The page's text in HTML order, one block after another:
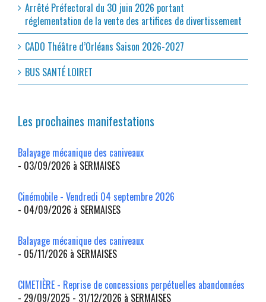
Arrêté Préfectoral du 30 juin 2026 portant
réglementation de la vente des artifices de divertissement
CADO Théâtre d’Orléans Saison 2026-2027
BUS SANTÉ LOIRET
Les prochaines manifestations
Balayage mécanique des caniveaux
- 03/09/2026 à SERMAISES
Cinémobile - Vendredi 04 septembre 2026
- 04/09/2026 à SERMAISES
Balayage mécanique des caniveaux
- 05/11/2026 à SERMAISES
CIMETIÈRE - Reprise de concessions perpétuelles abandonnées
- 29/09/2025 - 31/12/2026 à SERMAISES